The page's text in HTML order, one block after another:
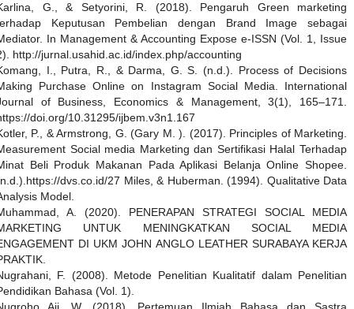
G., & Setyorini, R. (2018). Pengaruh Green marketing
Keputusan Pembelian dengan Brand Image sebagai
In Management & Accounting Expose e-ISSN (Vol. 1, Issue
http://jurnal.usahid.ac.id/index.php/accounting
I., Putra, R., & Darma, G. S. (n.d.). Process of Decisions
Purchase Online on Instagram Social Media. International
of Business, Economics & Management, 3(1), 165–171.
doi.org/10.31295/ijbem.v3n1.167
P., & Armstrong, G. (Gary M. ). (2017). Principles of Marketing.
Social media Marketing dan Sertifikasi Halal Terhadap
Beli Produk Makanan Pada Aplikasi Belanja Online Shopee.
dvs.co.id/27 Miles, & Huberman. (1994). Qualitative Data
Model.
A. (2020). PENERAPAN STRATEGI SOCIAL MEDIA
UNTUK MENINGKATKAN SOCIAL MEDIA
DI UKM JOHN ANGLO LEATHER SURABAYA KERJA
F. (2008). Metode Penelitian Kualitatif dalam Penelitian
Bahasa (Vol. 1).